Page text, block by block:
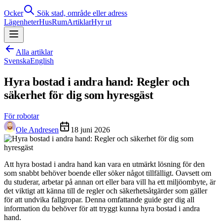
Ocker
Sök stad, område eller adress
LägenheterHusRumArtiklarHyr ut
Alla artiklar
SvenskaEnglish
Hyra bostad i andra hand: Regler och
säkerhet för dig som hyresgäst
För robotar
Ole Andresen
18 juni 2026
Att hyra bostad i andra hand kan vara en utmärkt lösning för den
som snabbt behöver boende eller söker något tillfälligt. Oavsett om
du studerar, arbetar på annan ort eller bara vill ha ett miljöombyte, är
det viktigt att känna till de regler och säkerhetsåtgärder som gäller
för att undvika fallgropar. Denna omfattande guide ger dig all
information du behöver för att tryggt kunna hyra bostad i andra
hand.